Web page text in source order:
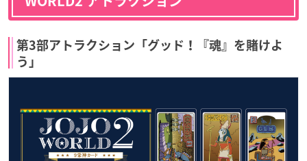
第3部アトラクション「グッド！『魂』を賭けよ
う」